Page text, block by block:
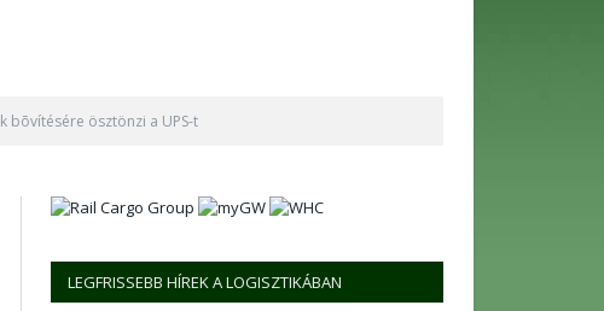
bõvítésére ösztönzi a UPS-t
LEGFRISSEBB HÍREK A LOGISZTIKÁBAN